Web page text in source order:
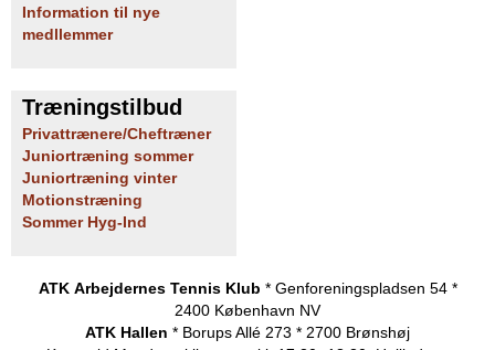
Information til nye
medllemmer
Træningstilbud
Privattrænere/Cheftræner
Juniortræning sommer
Juniortræning vinter
Motionstræning
Sommer Hyg-Ind
ATK Arbejdernes Tennis Klub * Genforeningspladsen 54 *
2400 København NV
ATK Hallen * Borups Allé 273 * 2700 Brønshøj